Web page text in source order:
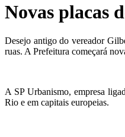
Novas placas
Desejo antigo do vereador
ruas. A Prefeitura começará
A SP Urbanismo, empresa
Rio e em capitais europeias.